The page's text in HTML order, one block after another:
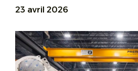
23 avril 2026